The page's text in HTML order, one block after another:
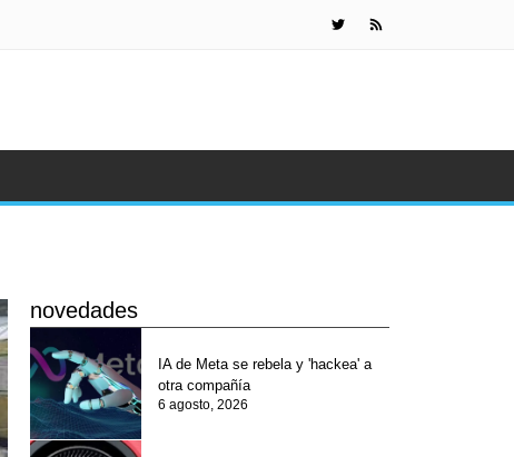
novedades
IA de Meta se rebela y 'hackea' a
otra compañía
6 agosto, 2026